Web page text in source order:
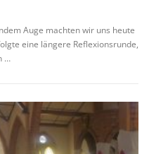
Auge machten wir uns heute
eine längere Reflexionsrunde,
…